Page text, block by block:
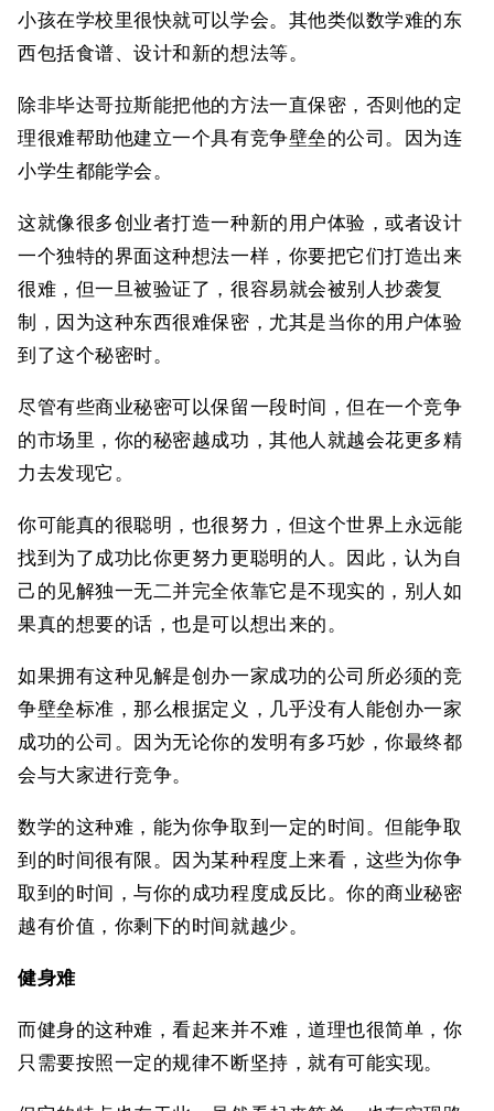
小孩在学校里很快就可以学会。其他类似数学难的东
西包括食谱、设计和新的想法等。
除非毕达哥拉斯能把他的方法一直保密，否则他的定
理很难帮助他建立一个具有竞争壁垒的公司。因为连
小学生都能学会。
这就像很多创业者打造一种新的用户体验，或者设计
一个独特的界面这种想法一样，你要把它们打造出来
很难，但一旦被验证了，很容易就会被别人抄袭复
制，因为这种东西很难保密，尤其是当你的用户体验
到了这个秘密时。
尽管有些商业秘密可以保留一段时间，但在一个竞争
的市场里，你的秘密越成功，其他人就越会花更多精
力去发现它。
你可能真的很聪明，也很努力，但这个世界上永远能
找到为了成功比你更努力更聪明的人。因此，认为自
己的见解独一无二并完全依靠它是不现实的，别人如
果真的想要的话，也是可以想出来的。
如果拥有这种见解是创办一家成功的公司所必须的竞
争壁垒标准，那么根据定义，几乎没有人能创办一家
成功的公司。因为无论你的发明有多巧妙，你最终都
会与大家进行竞争。
数学的这种难，能为你争取到一定的时间。但能争取
到的时间很有限。因为某种程度上来看，这些为你争
取到的时间，与你的成功程度成反比。你的商业秘密
越有价值，你剩下的时间就越少。
健身难
而健身的这种难，看起来并不难，道理也很简单，你
只需要按照一定的规律不断坚持，就有可能实现。